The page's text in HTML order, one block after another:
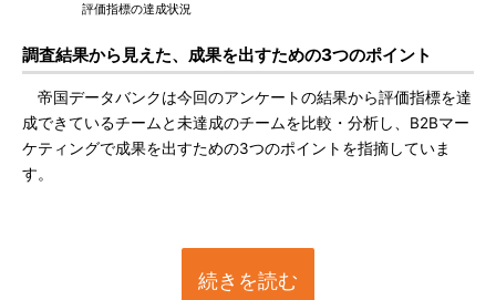
評価指標の達成状況
調査結果から見えた、成果を出すための3つのポイント
帝国データバンクは今回のアンケートの結果から評価指標を達
成できているチームと未達成のチームを比較・分析し、B2Bマー
ケティングで成果を出すための3つのポイントを指摘していま
す。
続きを読む